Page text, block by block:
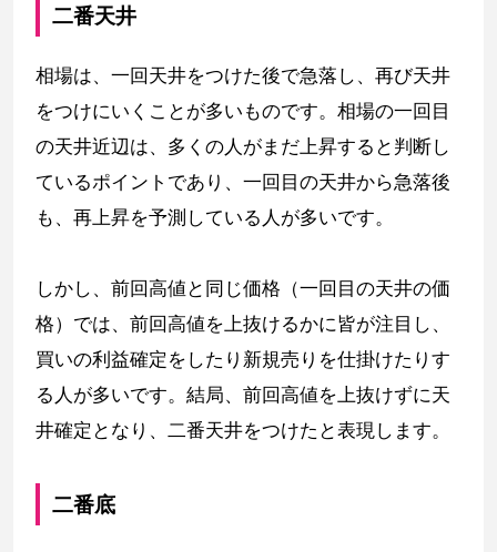
二番天井
相場は、一回天井をつけた後で急落し、再び天井
をつけにいくことが多いものです。相場の一回目
の天井近辺は、多くの人がまだ上昇すると判断し
ているポイントであり、一回目の天井から急落後
も、再上昇を予測している人が多いです。
しかし、前回高値と同じ価格（一回目の天井の価
格）では、前回高値を上抜けるかに皆が注目し、
買いの利益確定をしたり新規売りを仕掛けたりす
る人が多いです。結局、前回高値を上抜けずに天
井確定となり、二番天井をつけたと表現します。
二番底